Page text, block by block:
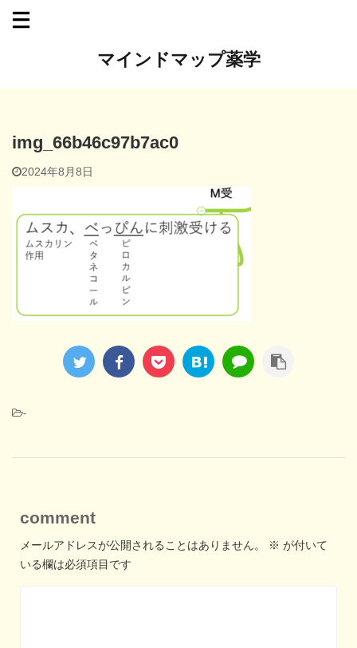
マインドマップ薬学
img_66b46c97b7ac0
2024年8月8日
-
comment
メールアドレスが公開されることはありません。 ※ が付いて
いる欄は必須項目です